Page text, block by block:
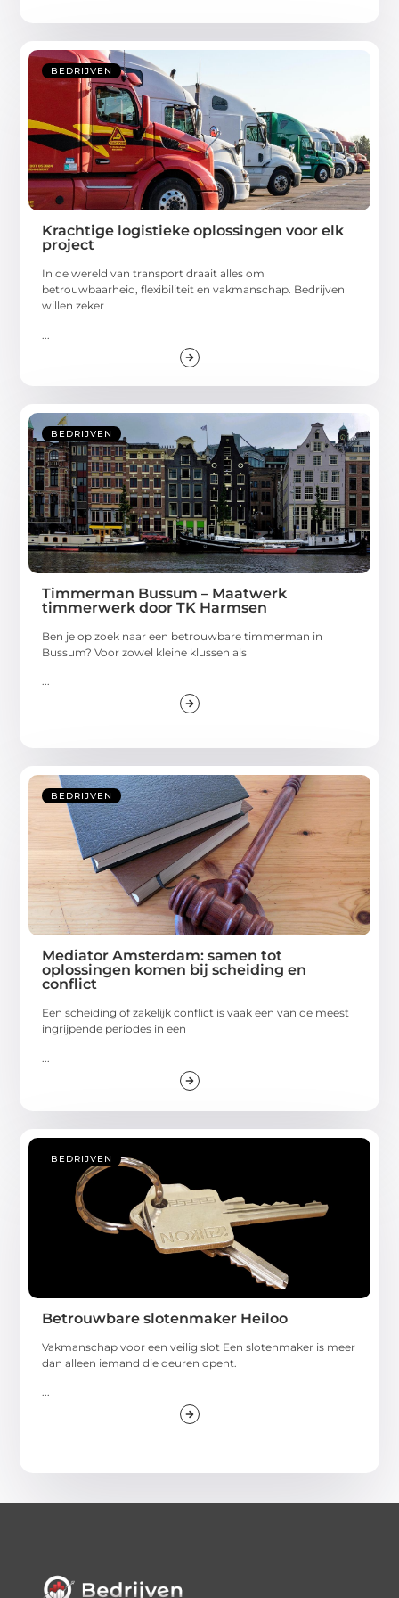
BEDRIJVEN
Krachtige logistieke oplossingen voor elk
project
In de wereld van transport draait alles om
betrouwbaarheid, flexibiliteit en vakmanschap. Bedrijven
willen zeker
BEDRIJVEN
Timmerman Bussum – Maatwerk
timmerwerk door TK Harmsen
Ben je op zoek naar een betrouwbare timmerman in
Bussum? Voor zowel kleine klussen als
...
BEDRIJVEN
Mediator Amsterdam: samen tot
oplossingen komen bij scheiding en
conflict
Een scheiding of zakelijk conflict is vaak een van de meest
ingrijpende periodes in een
BEDRIJVEN
Betrouwbare slotenmaker Heiloo
Vakmanschap voor een veilig slot Een slotenmaker is meer
dan alleen iemand die deuren opent.